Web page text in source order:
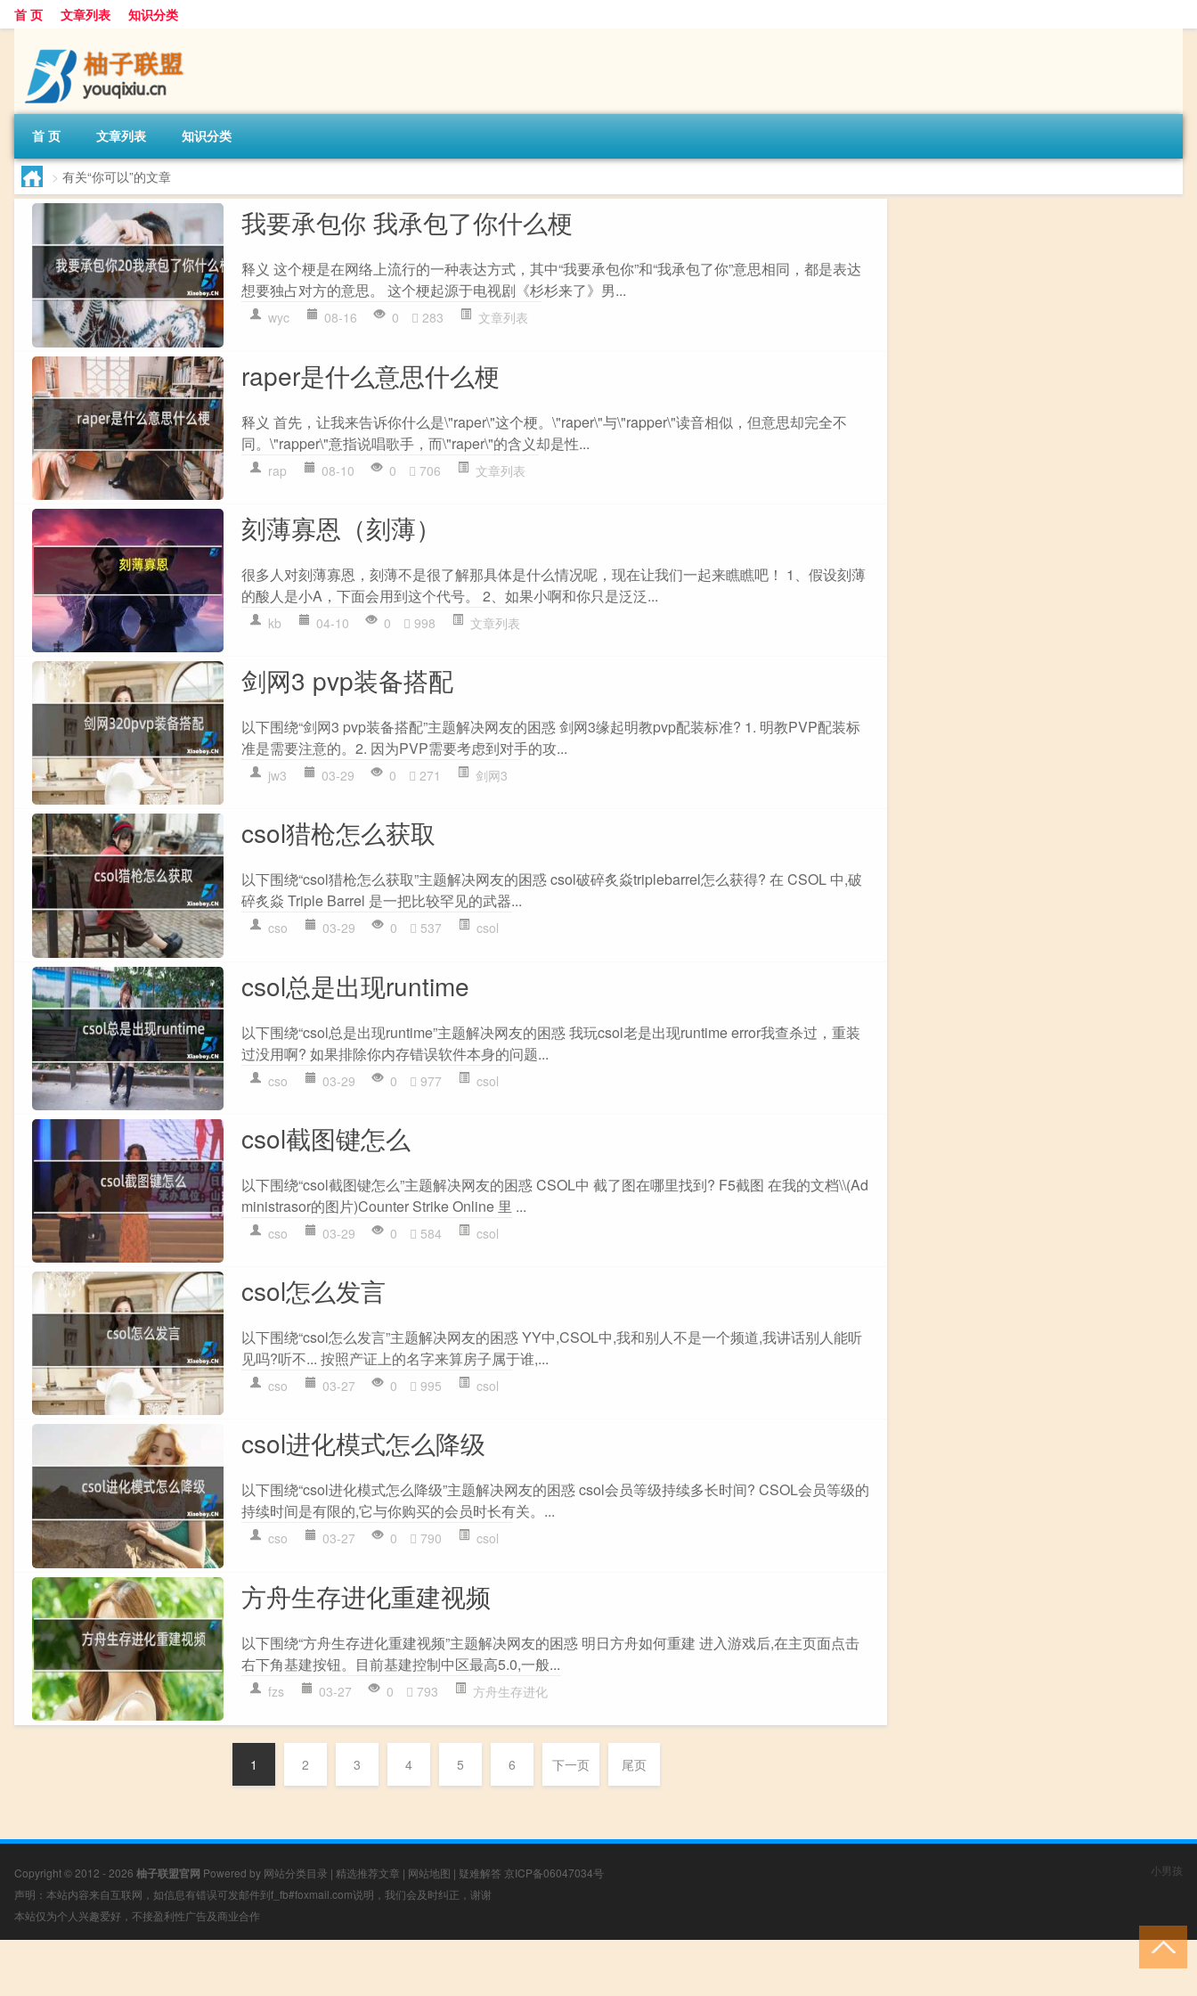
首 页 文章列表 知识分类
首 页 文章列表 知识分类
> 有关“你可以”的文章
我要承包你 我承包了你什么梗
释义 这个梗是在网络上流行的一种表达方式，其中“我要承包你”和“我承包了你”意思相同，都是表达
想要独占对方的意思。 这个梗起源于电视剧《杉杉来了》男...
wyc 08-16 0 283 文章列表
raper是什么意思什么梗
释义 首先，让我来告诉你什么是\"raper\"这个梗。\"raper\"与\"rapper\"读音相似，但意思却完全不
同。\"rapper\"意指说唱歌手，而\"raper\"的含义却是性...
rap 08-10 0 706 文章列表
刻薄寡恩（刻薄）
很多人对刻薄寡恩，刻薄不是很了解那具体是什么情况呢，现在让我们一起来瞧瞧吧！ 1、假设刻薄
的酸人是小A，下面会用到这个代号。 2、如果小啊和你只是泛泛...
kb 04-10 0 998 文章列表
剑网3 pvp装备搭配
以下围绕“剑网3 pvp装备搭配”主题解决网友的困惑 剑网3缘起明教pvp配装标准? 1. 明教PVP配装标
准是需要注意的。2. 因为PVP需要考虑到对手的攻...
jw3 03-29 0 271 剑网3
csol猎枪怎么获取
以下围绕“csol猎枪怎么获取”主题解决网友的困惑 csol破碎炙焱triplebarrel怎么获得? 在 CSOL 中,破
碎炙焱 Triple Barrel 是一把比较罕见的武器...
cso 03-29 0 537 csol
csol总是出现runtime
以下围绕“csol总是出现runtime”主题解决网友的困惑 我玩csol老是出现runtime error我查杀过，重装
过没用啊? 如果排除你内存错误软件本身的问题...
cso 03-29 0 977 csol
csol截图键怎么
以下围绕“csol截图键怎么”主题解决网友的困惑 CSOL中 截了图在哪里找到? F5截图 在我的文档\\(Ad
ministrasor的图片)Counter Strike Online 里 ...
cso 03-29 0 584 csol
csol怎么发言
以下围绕“csol怎么发言”主题解决网友的困惑 YY中,CSOL中,我和别人不是一个频道,我讲话别人能听
见吗?听不... 按照产证上的名字来算房子属于谁,...
cso 03-27 0 995 csol
csol进化模式怎么降级
以下围绕“csol进化模式怎么降级”主题解决网友的困惑 csol会员等级持续多长时间? CSOL会员等级的
持续时间是有限的,它与你购买的会员时长有关。...
cso 03-27 0 790 csol
方舟生存进化重建视频
以下围绕“方舟生存进化重建视频”主题解决网友的困惑 明日方舟如何重建 进入游戏后,在主页面点击
右下角基建按钮。目前基建控制中区最高5.0,一般...
fzs 03-27 0 793 方舟生存进化
1 2 3 4 5 6 下一页 尾页
Copyright © 2012 - 2026 柚子联盟官网 Powered by 网站分类目录 | 精选推荐文章 | 网站地图 | 疑难解答 京ICP备06047034号
声明：本站内容来自互联网，如信息有错误可发邮件到f_fb#foxmail.com说明，我们会及时纠正，谢谢
本站仅为个人兴趣爱好，不接盈利性广告及商业合作
小男孩